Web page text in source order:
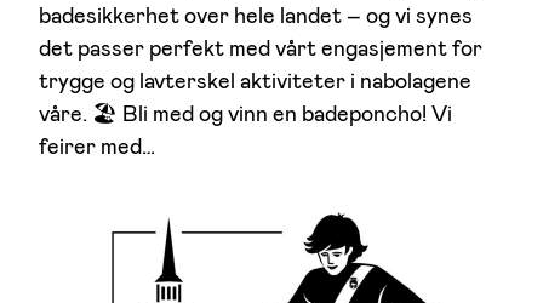
badesikkerhet over hele landet – og vi synes
det passer perfekt med vårt engasjement for
trygge og lavterskel aktiviteter i nabolagene
våre. 🏖️ Bli med og vinn en badeponcho! Vi
feirer med…